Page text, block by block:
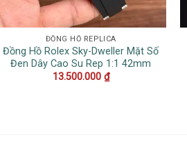
ĐỒNG HỒ REPLICA
Đồng Hồ Rolex Sky-Dweller Mặt Số
Đen Dây Cao Su Rep 1:1 42mm
13.500.000 ₫